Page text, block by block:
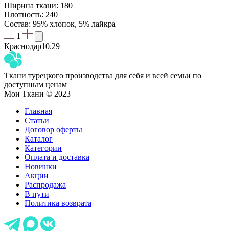
Ширина ткани: 180
Плотность: 240
Состав: 95% хлопок, 5% лайкра
1
Краснодар10.29
Ткани турецкого производства для себя и всей семьи по
доступным ценам
Мои Ткани © 2023
Главная
Статьи
Договор оферты
Каталог
Категории
Оплата и доставка
Новинки
Акции
Распродажа
В пути
Политика возврата